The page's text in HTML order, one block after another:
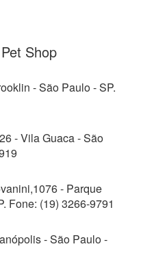
Shop
- São Paulo - SP.
- Vila Guaca - São
- Parque
Fone: (19) 3266-9791
- São Paulo -